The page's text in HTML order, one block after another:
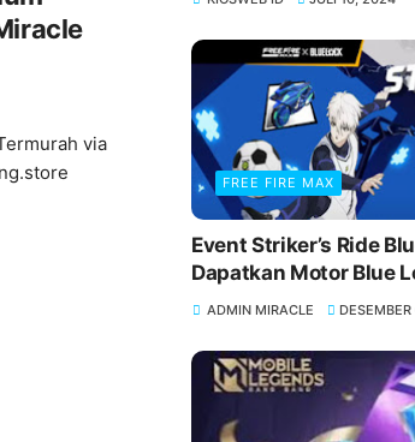
via
FREE FIRE MAX
Event Striker’s Ride
Dapatkan Motor Blue
ADMIN MIRACLE